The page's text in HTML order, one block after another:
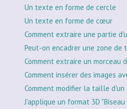
Un texte en forme de cercle
Un texte en forme de cœur
Comment extraire une partie
Peut-on encadrer une zone
Comment extraire un morceau
Comment insérer des images
Comment modifier la taille d'un
J'applique un format 3D